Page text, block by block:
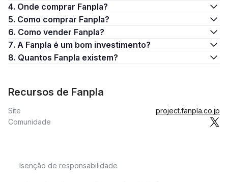
4. Onde comprar Fanpla?
5. Como comprar Fanpla?
6. Como vender Fanpla?
7. A Fanpla é um bom investimento?
8. Quantos Fanpla existem?
Recursos de Fanpla
Site
project.fanpla.co.jp
Comunidade
Isenção de responsabilidade